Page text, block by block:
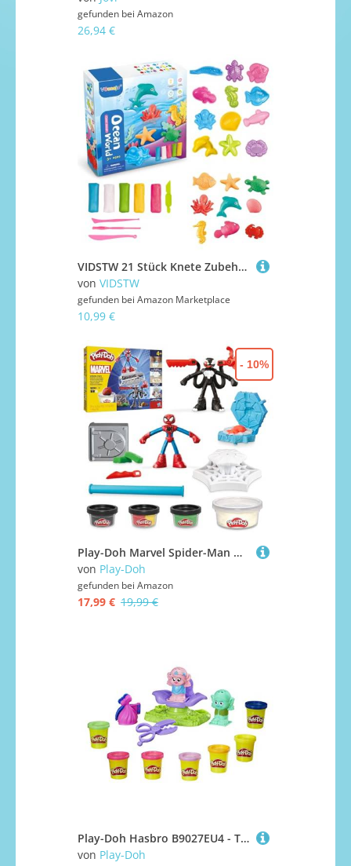
gefunden bei Amazon
26,94 €
VIDSTW 21 Stück Knete Zubehör Set Kinder ab 3 Jahren, 4 x 5 Jahre, 5 x Plastilin, 12 x Modellierwerkzeuge, 3 x Schleifwerkzeuge, 1 x Schneidwerkzeug, Unterwasserwelt
von VIDSTW
gefunden bei Amazon Marketplace
10,99 €
Play-Doh Marvel Spider-Man Netz-Action Set, 2 Spielfiguren und vielen Knetformen, 4 Dosen Modelliermasse in passenden Farben, kreatives für Kinder ab 3 Jahren
von Play-Doh
gefunden bei Amazon
17,99 € 19,99 €
- 10%
Play-Doh Hasbro B9027EU4 - Trolls Friseursalon, Knete
von Play-Doh